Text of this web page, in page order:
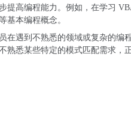
提高编程能力。例如，在学习
基本编程概念。
在遇到不熟悉的领域或复杂的编
熟悉某些特定的模式匹配需求，